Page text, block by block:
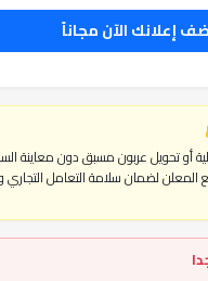
إعلانك الآن مجاناً
أو تحويل عربون مسبق دون معاينة
لضمان سلامة التعامل التجاري